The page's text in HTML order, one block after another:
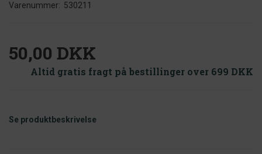
Varenummer: 530211
50,00 DKK
Altid gratis fragt på bestillinger over 699 DKK
Se produktbeskrivelse